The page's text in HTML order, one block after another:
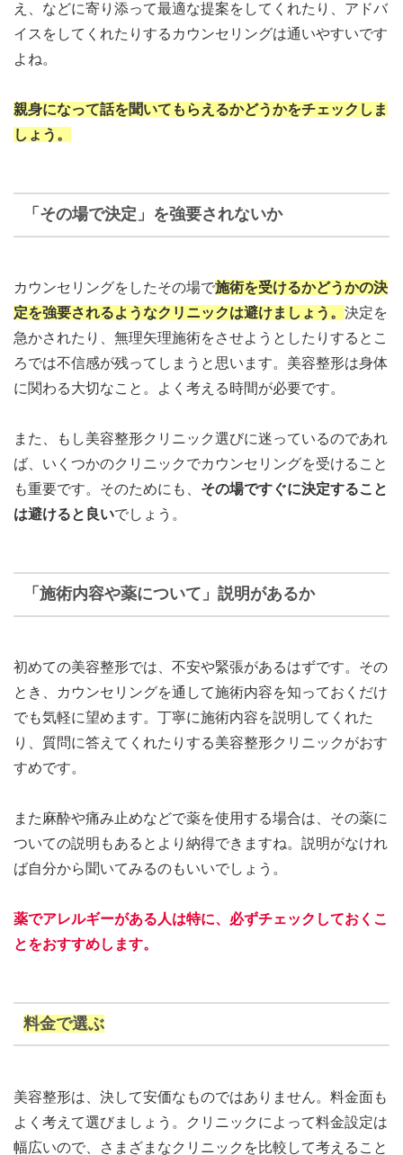
え、などに寄り添って最適な提案をしてくれたり、アドバ
イスをしてくれたりするカウンセリングは通いやすいです
よね。
親身になって話を聞いてもらえるかどうかをチェックしま
しょう。
「その場で決定」を強要されないか
カウンセリングをしたその場で施術を受けるかどうかの決
定を強要されるようなクリニックは避けましょう。 決定を
急かされたり、無理矢理施術をさせようとしたりするとこ
ろでは不信感が残ってしまうと思います。美容整形は身体
に関わる大切なこと。よく考える時間が必要です。
また、もし美容整形クリニック選びに迷っているのであれ
ば、いくつかのクリニックでカウンセリングを受けること
も重要です。そのためにも、 その場ですぐに決定すること
は避けると良いでしょう。
「施術内容や薬について」説明があるか
初めての美容整形では、不安や緊張があるはずです。その
とき、カウンセリングを通して施術内容を知っておくだけ
でも気軽に望めます。丁寧に施術内容を説明してくれた
り、質問に答えてくれたりする美容整形クリニックがおす
すめです。
また麻酔や痛み止めなどで薬を使用する場合は、その薬に
ついての説明もあるとより納得できますね。説明がなけれ
ば自分から聞いてみるのもいいでしょう。
薬でアレルギーがある人は特に、必ずチェックしておくこ
とをおすすめします。
料金で選ぶ
美容整形は、決して安価なものではありません。料金面も
よく考えて選びましょう。クリニックによって料金設定は
幅広いので、さまざまなクリニックを比較して考えること